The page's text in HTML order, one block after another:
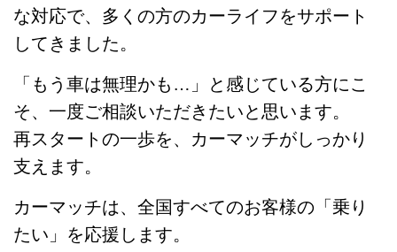
な対応で、多くの方のカーライフをサポート
してきました。
「もう車は無理かも…」と感じている方にこ
そ、一度ご相談いただきたいと思います。
再スタートの一歩を、カーマッチがしっかり
支えます。
カーマッチは、全国すべてのお客様の「乗り
たい」を応援します。